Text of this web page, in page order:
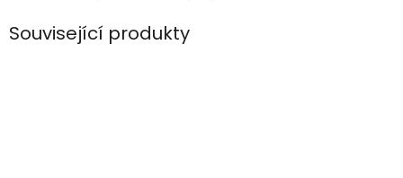
Související produkty